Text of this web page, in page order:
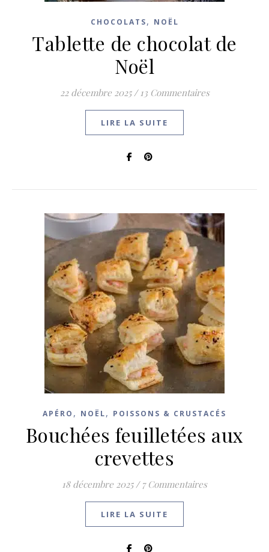
CHOCOLATS, NOËL
Tablette de chocolat de
Noël
22 décembre 2025 / 13 Commentaires
LIRE LA SUITE
APÉRO , NOËL, POISSONS & CRUSTACÉS
Bouchées feuilletées aux
crevettes
18 décembre 2025 / 7 Commentaires
LIRE LA SUITE